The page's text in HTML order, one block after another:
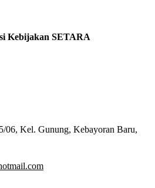
Kebijakan SETARA
06, Kel. Gunung, Kebayoran Baru,